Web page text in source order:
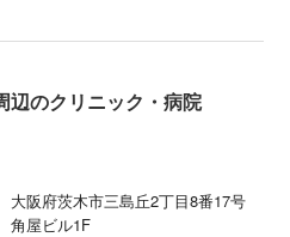
辺のクリニック・病院
大阪府茨木市三島丘2丁目8番17号
角屋ビル1F